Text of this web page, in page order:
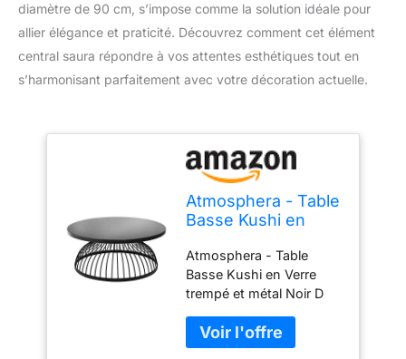
diamètre de 90 cm, s’impose comme la solution idéale pour
allier élégance et praticité. Découvrez comment cet élément
central saura répondre à vos attentes esthétiques tout en
s’harmonisant parfaitement avec votre décoration actuelle.
Atmosphera - Table
Basse Kushi en
métal Noir D 90 cm
et H 38 cm
Atmosphera - Table
Basse Kushi en Verre
trempé et métal Noir D
Dimensions Produit : D.
90 x H. 38 cm. - Matière :